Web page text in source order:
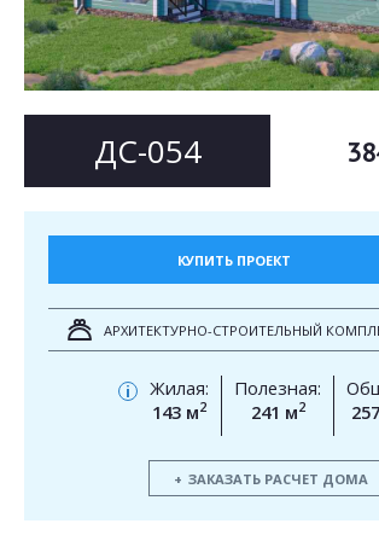
ДС-054
КУПИТЬ ПРОЕКТ
АРХИТЕКТУРНО-СТРОИТЕЛЬНЫЙ
i
Жилая:
143 м2
Полезная:
241 м2
ЗАКАЗАТЬ РАСЧЕТ ДОМА
Согласен на обработку персональных
Согласен на обработку персональных
This site is protected by reCAPTCHA and the GooglePrivacy
apply.